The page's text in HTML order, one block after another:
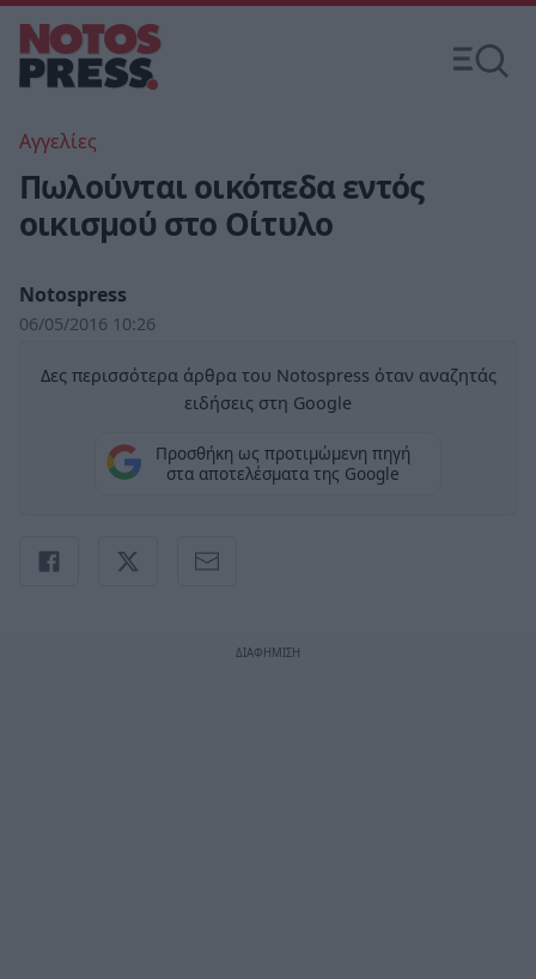
Αγγελίες
Πωλούνται οικόπεδα εντός
οικισμού στο Οίτυλο
Notospress
06/05/2016 10:26
Δες περισσότερα άρθρα του Notospress όταν αναζητάς
ειδήσεις στη Google
Προσθήκη ως προτιμώμενη πηγή
στα αποτελέσματα της Google